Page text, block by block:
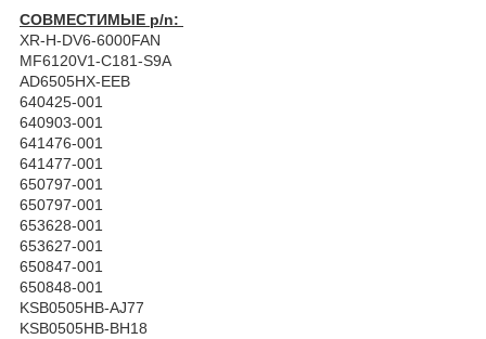
СОВМЕСТИМЫЕ p/n:
XR-H-DV6-6000FAN
MF6120V1-C181-S9A
AD6505HX-EEB
640425-001
640903-001
641476-001
641477-001
650797-001
650797-001
653628-001
653627-001
650847-001
650848-001
KSB0505HB-AJ77
KSB0505HB-BH18